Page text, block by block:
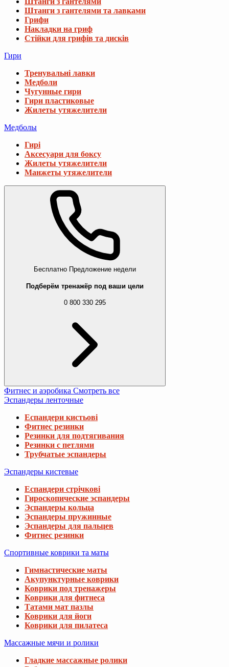
Штанги з гантелями та лавками
Грифи
Накладки на гриф
Стійки для грифів та дисків
Гири
Тренувальні лавки
Медболи
Чугунные гири
Гири пластиковые
Жилеты утяжелители
Медболы
Гирі
Аксесуари для боксу
Жилеты утяжелители
Манжеты утяжелители
Бесплатно Предложение недели
Подберём тренажёр под ваши цели
0 800 330 295
Фитнес и аэробика Смотреть все
Эспандеры ленточные
Еспандери кистьові
Фитнес резинки
Резинки для подтягивания
Резинки с петлями
Трубчатые эспандеры
Эспандеры кистевые
Еспандери стрічкові
Гироскопические эспандеры
Эспандеры кольца
Эспандеры пружинные
Эспандеры для пальцев
Фитнес резинки
Спортивные коврики та маты
Гимнастические маты
Акупунктурные коврики
Коврики под тренажеры
Коврики для фитнеса
Татами мат пазлы
Коврики для йоги
Коврики для пилатеса
Массажные мячи и ролики
Гладкие массажные ролики